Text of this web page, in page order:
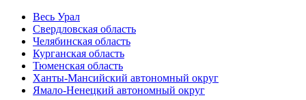
Весь Урал
Свердловская область
Челябинская область
Курганская область
Тюменская область
Ханты-Мансийский автономный округ
Ямало-Ненецкий автономный округ